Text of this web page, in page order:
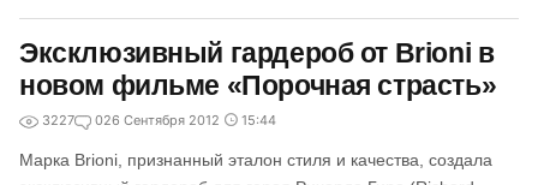
Эксклюзивный гардероб от Brioni в
новом фильме «Порочная страсть»
3227 026 Сентября 2012 15:44
Марка Brioni, признанный эталон стиля и качества, создала